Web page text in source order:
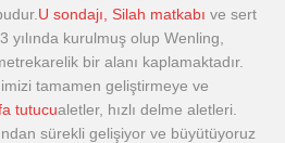
U sondajı, Silah matkabı ve sert
yılında kurulmuş olup Wenling,
bir alanı kaplamaktadır.
tamamen geliştirmeye ve
tutucualetler, hızlı delme aletleri.
sürekli gelişiyor ve büyütüyoruz